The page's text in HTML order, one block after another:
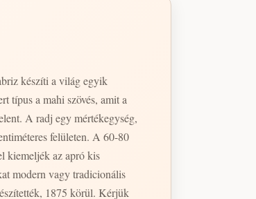
készíti a világ egyik
típus a mahi szövés, amit a
A radj egy mértékegység,
felületen. A 60-80
kiemeljék az apró kis
modern vagy tradicionális
1875 körül. Kérjük